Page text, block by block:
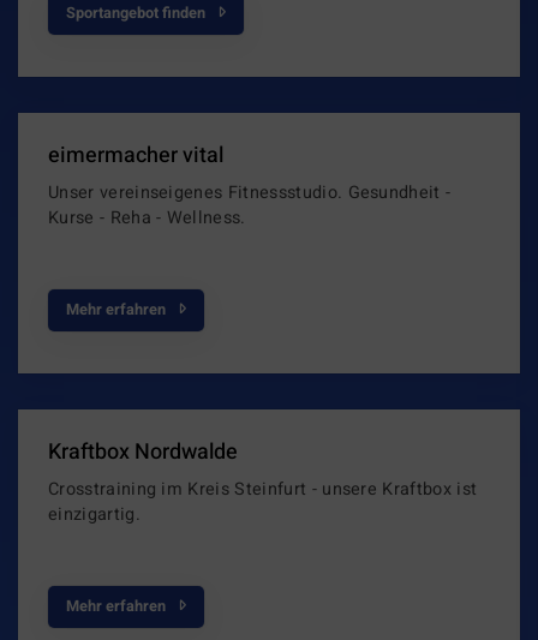
Sportangebot finden
eimermacher vital
Unser vereinseigenes Fitnessstudio. Gesundheit -
Kurse - Reha - Wellness.
Mehr erfahren
Kraftbox Nordwalde
Crosstraining im Kreis Steinfurt - unsere Kraftbox ist
einzigartig.
Mehr erfahren